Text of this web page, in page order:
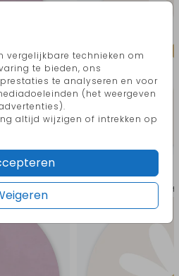
vergelijkbare technieken om
te bieden, ons
te analyseren en voor
(het weergeven
altijd wijzigen of intrekken op